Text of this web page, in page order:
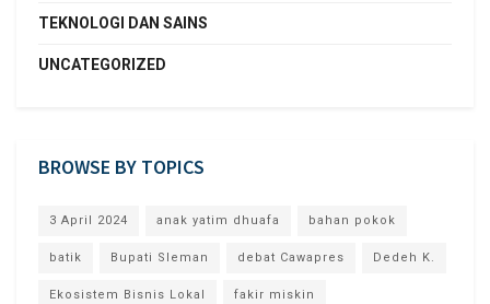
TEKNOLOGI DAN SAINS
UNCATEGORIZED
BROWSE BY TOPICS
3 April 2024 anak yatim dhuafa bahan pokok
batik Bupati Sleman debat Cawapres Dedeh K.
Ekosistem Bisnis Lokal fakir miskin